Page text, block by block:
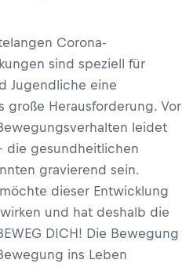
Corona-
sind speziell für
Jugendliche eine
große Herausforderung. Vor
leidet
die gesundheitlichen
gravierend sein.
dieser Entwicklung
und hat deshalb die
DICH! Die Bewegung
ins Leben